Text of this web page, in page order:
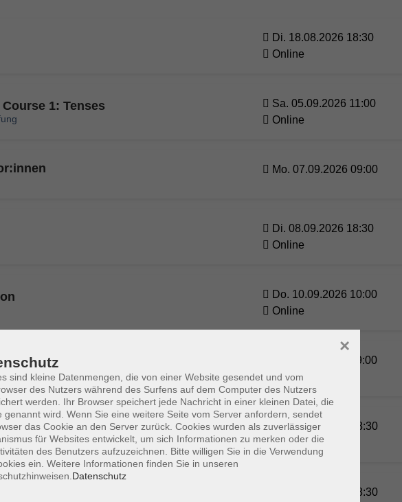
Di. 18.08.2026 18:30
Online
1: Tenses
Sa. 05.09.2026 11:00
Online
Mo. 07.09.2026 09:00
Di. 08.09.2026 18:30
Online
Do. 10.09.2026 10:00
Online
Do. 10.09.2026 19:00
Online
Mo. 14.09.2026 18:30
Online
Mo. 19.10.2026 18:30
sind kleine Datenmengen, die von einer Website gesendet und vom
des Nutzers während des Surfens auf dem Computer des Nutzers
werden. Ihr Browser speichert jede Nachricht in einer kleinen Datei, die
genannt wird. Wenn Sie eine weitere Seite vom Server anfordern, sendet
das Cookie an den Server zurück. Cookies wurden als zuverlässiger
für Websites entwickelt, um sich Informationen zu merken oder die
des Benutzers aufzuzeichnen. Bitte willigen Sie in die Verwendung
ein. Weitere Informationen finden Sie in unseren
Datenschutz
×